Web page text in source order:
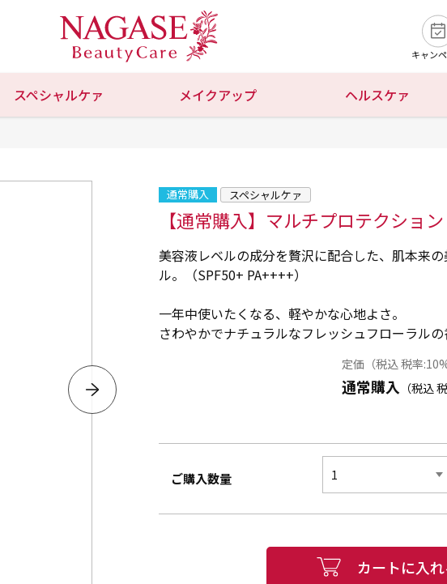
キャン
スペシャルケァ メイクアップ ヘルスケァ
通常購入 スペシャルケァ
【通常購入】マルチプロテクショ
美容液レベルの成分を贅沢に配合した、肌本来
ル。（SPF50+ PA++++）
一年中使いたくなる、軽やかな心地よさ。
さわやかでナチュラルなフレッシュフローラルの
定価（税込 税率
通常購入 （税込
ご購入数量
カートに入